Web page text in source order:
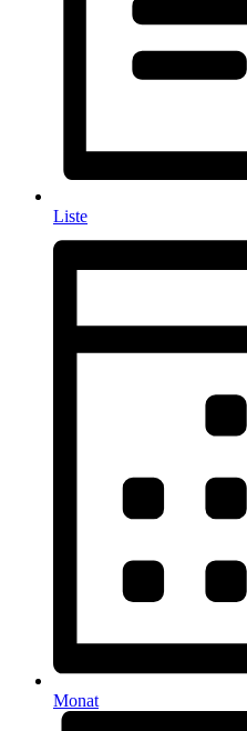
Liste
Monat